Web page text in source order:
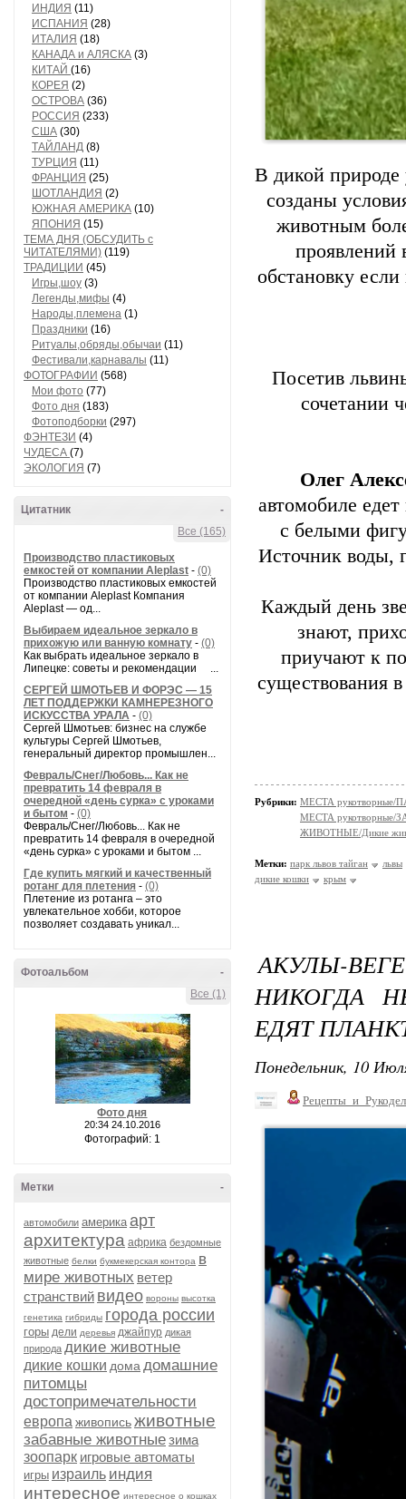
ИНДИЯ (11)
ИСПАНИЯ (28)
ИТАЛИЯ (18)
КАНАДА и АЛЯСКА (3)
КИТАЙ (16)
КОРЕЯ (2)
ОСТРОВА (36)
РОССИЯ (233)
США (30)
ТАЙЛАНД (8)
ТУРЦИЯ (11)
ФРАНЦИЯ (25)
ШОТЛАНДИЯ (2)
ЮЖНАЯ АМЕРИКА (10)
ЯПОНИЯ (15)
ТЕМА ДНЯ (ОБСУДИТЬ с
ЧИТАТЕЛЯМИ) (119)
ТРАДИЦИИ (45)
Игры,шоу (3)
Легенды,мифы (4)
Народы,племена (1)
Праздники (16)
Ритуалы,обряды,обычаи (11)
Фестивали,карнавалы (11)
ФОТОГРАФИИ (568)
Мои фото (77)
Фото дня (183)
Фотоподборки (297)
ФЭНТЕЗИ (4)
ЧУДЕСА (7)
ЭКОЛОГИЯ (7)
-
Цитатник
Все (165)
Производство пластиковых
емкостей от компании Aleplast - (0)
Производство пластиковых емкостей
от компании Aleplast Компания
Aleplast — од...
Выбираем идеальное зеркало в
прихожую или ванную комнату - (0)
Как выбрать идеальное зеркало в
Липецке: советы и рекомендации ...
СЕРГЕЙ ШМОТЬЕВ И ФОРЭС — 15
ЛЕТ ПОДДЕРЖКИ КАМНЕРЕЗНОГО
ИСКУССТВА УРАЛА - (0)
Сергей Шмотьев: бизнес на службе
культуры Сергей Шмотьев,
генеральный директор промышлен...
Февраль/Снег/Любовь... Как не
превратить 14 февраля в
очередной «день сурка» с уроками
и бытом - (0)
Февраль/Снег/Любовь... Как не
превратить 14 февраля в очередной
«день сурка» с уроками и бытом ...
Где купить мягкий и качественный
ротанг для плетения - (0)
Плетение из ротанга – это
увлекательное хобби, которое
позволяет создавать уникал...
-
Фотоальбом
Все (1)
Фото дня
20:34 24.10.2016
Фотографий: 1
-
Метки
автомобили америка арт
архитектура африка бездомные
животные белки букмекерская контора в
мире животных ветер
странствий видео вороны высотка
генетика гибриды города россии
горы дели деревья джайпур дикая
природа дикие животные
дикие кошки дома домашние
питомцы
достопримечательности
европа живописьживотные
забавные животныезима
зоопарк игровые автоматы
игры израиль индия
интересное интересное о кошках
В дикой
созданы
животным
проявлений
обстановку
Посетив
сочетании
Олег
автомобиле
с белыми
Источник воды,
Каждый день
знают,
приучают к
существования
Рубрики: МЕСТА рукотворные/
МЕСТА
ЖИВОТНЫЕ/Дикие
Метки: парк львов тайган
львы
дикие кошки
крым
АКУЛЫ-
НИКОГДА
ЕДЯТ
Понедельник, 10